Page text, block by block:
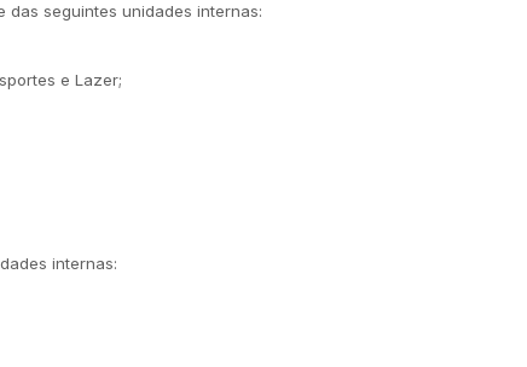
seguintes unidades internas:
e Lazer;
internas: